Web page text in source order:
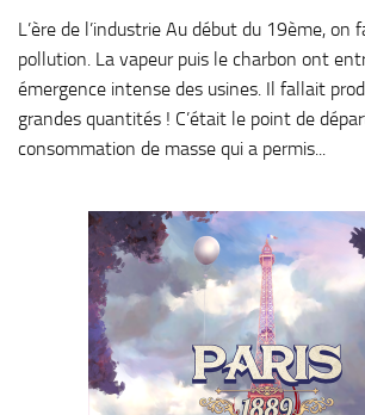
L’ère de l’industrie Au début du 19ème, on
pollution. La vapeur puis le charbon ont
émergence intense des usines. Il fallait
grandes quantités ! C’était le point de
consommation de masse qui a permis...